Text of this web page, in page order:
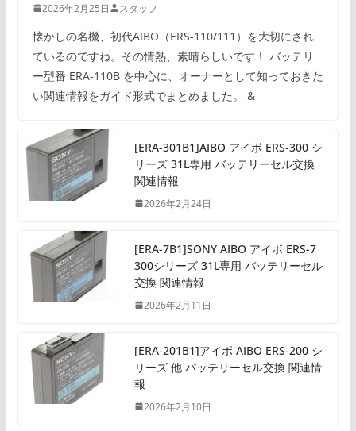
2026年2月25日 スタッフ
懐かしの名機、初代AIBO（ERS-110/111）を大切にされ
ているのですね。その情熱、素晴らしいです！ バッテリ
ー型番 ERA-110B を中心に、オーナーとして知っておきた
い関連情報をガイド形式でまとめました。 &
[ERA-301B1]AIBO アイボ ERS-300 シ
リーズ 31L専用 バッテリーセル交換
関連情報
2026年2月24日
[ERA-7B1]SONY AIBO アイボ ERS-7
300シリーズ 31L専用 バッテリーセル
交換 関連情報
2026年2月11日
[ERA-201B1]アイボ AIBO ERS-200 シ
リーズ 他 バッテリーセル交換 関連情
報
2026年2月10日